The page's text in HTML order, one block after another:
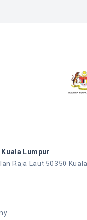
Kuala Lumpur
Raja Laut 50350 Kuala